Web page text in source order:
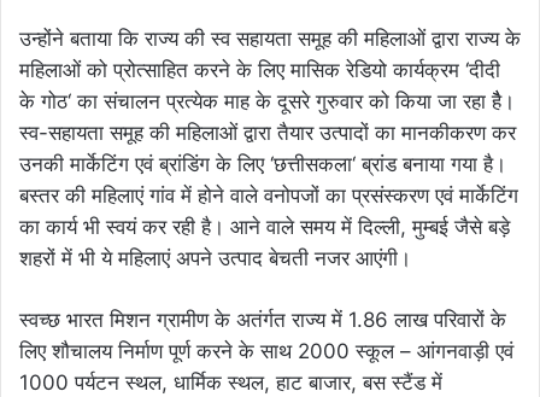
उन्होंने बताया कि राज्य की स्व सहायता समूह की महिलाओं द्वारा राज्य के
महिलाओं को प्रोत्साहित करने के लिए मासिक रेडियो कार्यक्रम ‘दीदी
के गोठ‘ का संचालन प्रत्येक माह के दूसरे गुरुवार को किया जा रहा हैै।
स्व-सहायता समूह की महिलाओं द्वारा तैयार उत्पादों का मानकीकरण कर
उनकी मार्केटिंग एवं ब्रांडिंग के लिए ‘छत्तीसकला‘ ब्रांड बनाया गया है।
बस्तर की महिलाएं गांव में होने वाले वनोपजों का प्रसंस्करण एवं मार्केटिंग
का कार्य भी स्वयं कर रही है। आने वाले समय में दिल्ली, मुम्बई जैसे बड़े
शहरों में भी ये महिलाएं अपने उत्पाद बेचती नजर आएंगी।
स्वच्छ भारत मिशन ग्रामीण के अतंर्गत राज्य में 1.86 लाख परिवारों के
लिए शौचालय निर्माण पूर्ण करने के साथ 2000 स्कूल – आंगनवाड़ी एवं
1000 पर्यटन स्थल, धार्मिक स्थल, हाट बाजार, बस स्टैंड में